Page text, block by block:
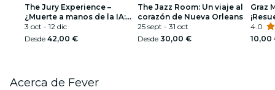
The Jury Experience –
¿Muerte a manos de la IA:
quién paga el precio?
3 oct - 12 dic
Desde 42,00 €
The Jazz Room: Un viaje al
corazón de Nueva Orleans
25 sept - 31 oct
Desde 30,00 €
Graz
4.0
10,00
Acerca de Fever